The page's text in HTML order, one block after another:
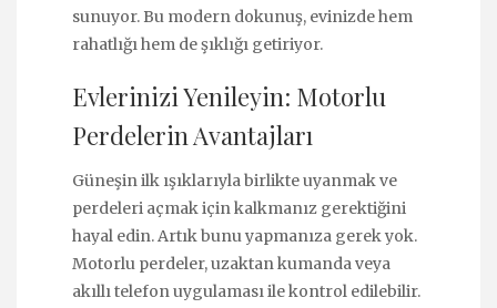
sunuyor. Bu modern dokunuş, evinizde hem
rahatlığı hem de şıklığı getiriyor.
Evlerinizi Yenileyin: Motorlu
Perdelerin Avantajları
Güneşin ilk ışıklarıyla birlikte uyanmak ve
perdeleri açmak için kalkmanız gerektiğini
hayal edin. Artık bunu yapmanıza gerek yok.
Motorlu perdeler, uzaktan kumanda veya
akıllı telefon uygulaması ile kontrol edilebilir.